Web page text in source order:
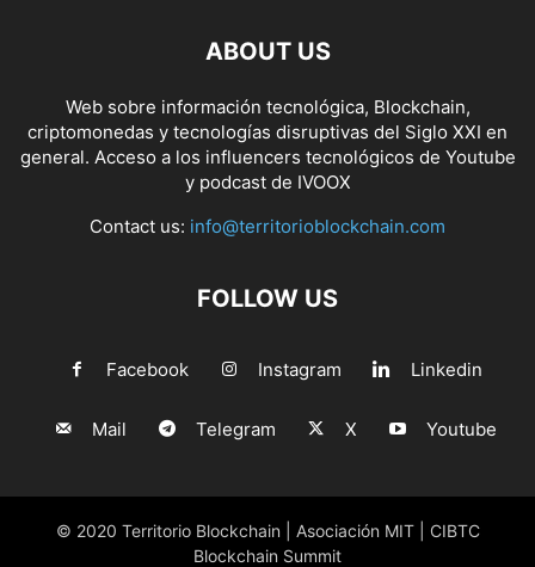
ABOUT US
Web sobre información tecnológica, Blockchain,
criptomonedas y tecnologías disruptivas del Siglo XXI en
general. Acceso a los influencers tecnológicos de Youtube
y podcast de IVOOX
Contact us: info@territorioblockchain.com
FOLLOW US
Facebook Instagram Linkedin
Mail Telegram X Youtube
© 2020 Territorio Blockchain | Asociación MIT | CIBTC
Blockchain Summit